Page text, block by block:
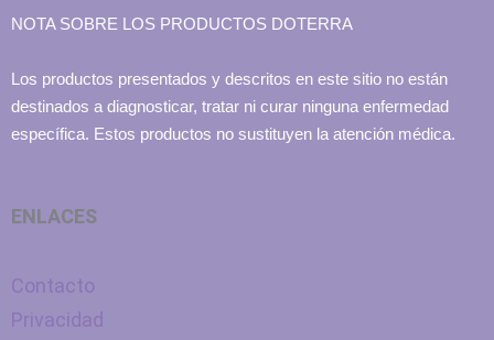
NOTA SOBRE LOS PRODUCTOS DOTERRA
Los productos presentados y descritos en este sitio no están
destinados a diagnosticar, tratar ni curar ninguna enfermedad
específica. Estos productos no sustituyen la atención médica.
ENLACES
Contacto
Privacidad